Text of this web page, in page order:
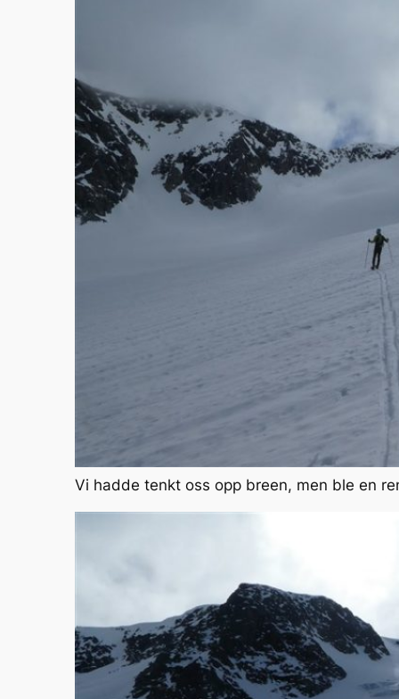
Vi hadde tenkt oss opp breen, men ble en